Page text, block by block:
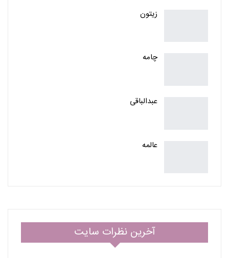
زیتون
چامه
عبدالباقی
عالمه
آخرین نظرات سایت